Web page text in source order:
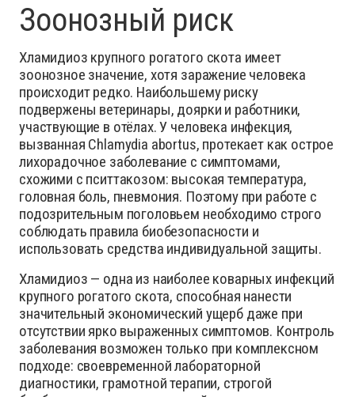
Зоонозный риск
Хламидиоз крупного рогатого скота имеет
зоонозное значение, хотя заражение человека
происходит редко. Наибольшему риску
подвержены ветеринары, доярки и работники,
участвующие в отёлах. У человека инфекция,
вызванная Chlamydia abortus, протекает как острое
лихорадочное заболевание с симптомами,
схожими с пситтакозом: высокая температура,
головная боль, пневмония. Поэтому при работе с
подозрительным поголовьем необходимо строго
соблюдать правила биобезопасности и
использовать средства индивидуальной защиты.
Хламидиоз — одна из наиболее коварных инфекций
крупного рогатого скота, способная нанести
значительный экономический ущерб даже при
отсутствии ярко выраженных симптомов. Контроль
заболевания возможен только при комплексном
подходе: своевременной лабораторной
диагностики, грамотной терапии, строгой